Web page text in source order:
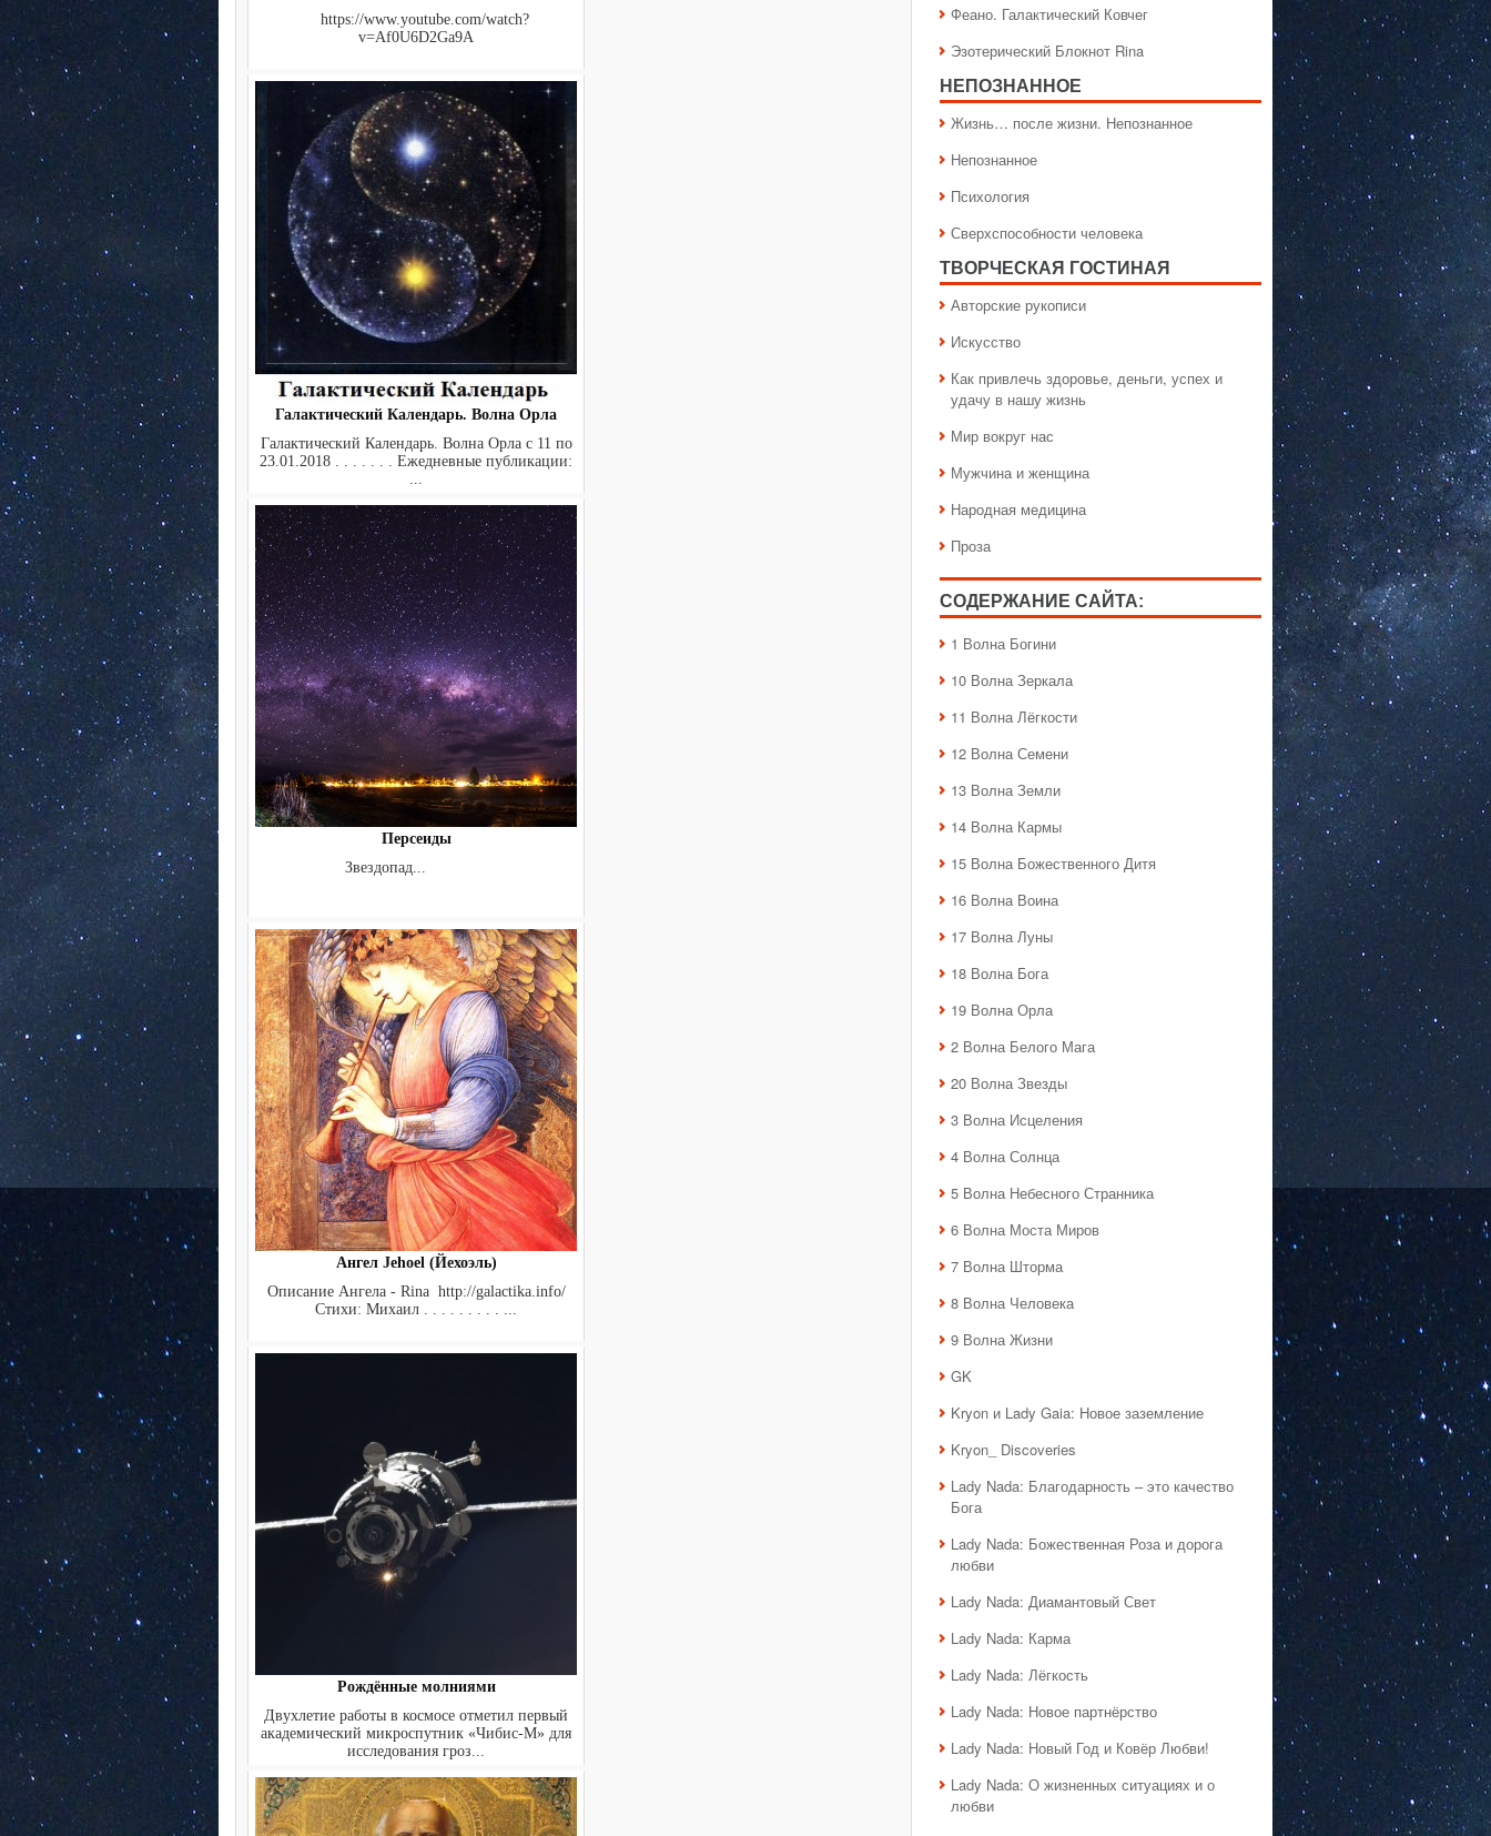
https://www.youtube.com/watch?
v=Af0U6D2Ga9A
Галактический Календарь. Волна Орла
Галактический Календарь. Волна Орла с 11 по
23.01.2018 . . . . . . . Ежедневные публикации:
...
Персеиды
Звездопад...
Ангел Jehoel (Йехоэль)
Описание Ангела - Rina http://galactika.info/
Стихи: Михаил . . . . . . . . . ...
Рождённые молниями
Двухлетие работы в космосе отметил первый
академический микроспутник «Чибис-М» для
исследования гроз...
Феано. Галактический Ковчег
Эзотерический Блокнот Rina
НЕПОЗНАННОЕ
Жизнь… после жизни. Непознанное
Непознанное
Психология
Сверхспособности человека
ТВОРЧЕСКАЯ ГОСТИНАЯ
Авторские рукописи
Искусство
Как привлечь здоровье, деньги, успех и
удачу в нашу жизнь
Мир вокруг нас
Мужчина и женщина
Народная медицина
Проза
СОДЕРЖАНИЕ САЙТА:
1 Волна Богини
10 Волна Зеркала
11 Волна Лёгкости
12 Волна Семени
13 Волна Земли
14 Волна Кармы
15 Волна Божественного Дитя
16 Волна Воина
17 Волна Луны
18 Волна Бога
19 Волна Орла
2 Волна Белого Мага
20 Волна Звезды
3 Волна Исцеления
4 Волна Солнца
5 Волна Небесного Странника
6 Волна Моста Миров
7 Волна Шторма
8 Волна Человека
9 Волна Жизни
GK
Kryon и Lady Gaia: Новое заземление
Kryon_ Discoveries
Lady Nada: Благодарность – это качество
Бога
Lady Nada: Божественная Роза и дорога
любви
Lady Nada: Диамантовый Свет
Lady Nada: Карма
Lady Nada: Лёгкость
Lady Nada: Новое партнёрство
Lady Nada: Новый Год и Ковёр Любви!
Lady Nada: О жизненных ситуациях и о
любви